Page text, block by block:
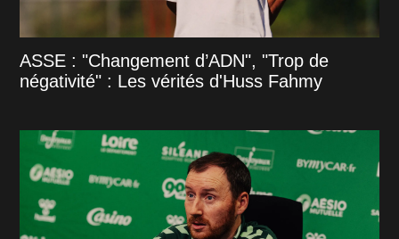
ASSE : "Changement d’ADN", "Trop de
négativité" : Les vérités d'Huss Fahmy